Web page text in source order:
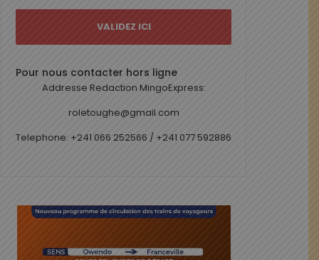
Pour nous contacter hors ligne
Addresse Redaction MingoExpress:
roletoughe@gmail.com
Telephone: +241 066 252566 / +241 077 592886